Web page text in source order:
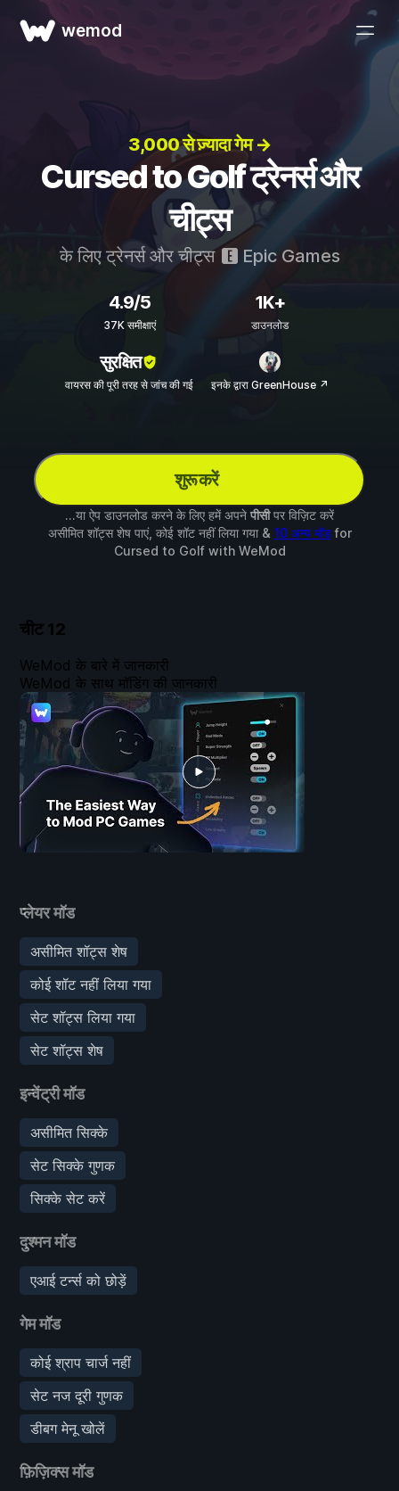
wemod
3,000 से ज़्यादा गेम →
Cursed to Golf ट्रेनर्स और
चीट्स
के लिए ट्रेनर्स और चीट्स Epic Games
4.9/5
37K समीक्षाएं
1K+
डाउनलोड
सुरक्षित
वायरस की पूरी तरह से जांच की गई इनके द्वारा GreenHouse ↗
शुरू करें
...या ऐप डाउनलोड करने के लिए हमें अपने पीसीपर विज़िट करें
असीमित शॉट्स शेष पाएं, कोई शॉट नहीं लिया गया & 10 अन्य मॉडfor
Cursed to Golfwith WeMod
चीट 12
प्लेयर मॉड
असीमित शॉट्स शेष
कोई शॉट नहीं लिया गया
सेट शॉट्स लिया गया
सेट शॉट्स शेष
इन्वेंट्री मॉड
असीमित सिक्के
सेट सिक्के गुणक
सिक्के सेट करें
दुश्मन मॉड
एआई टर्न्स को छोड़ें
गेम मॉड
कोई श्राप चार्ज नहीं
सेट नज दूरी गुणक
डीबग मेनू खोलें
फ़िज़िक्स मॉड
WeMod के बारे में जानकारी
WeMod के साथ मॉडिंग की जानकारी